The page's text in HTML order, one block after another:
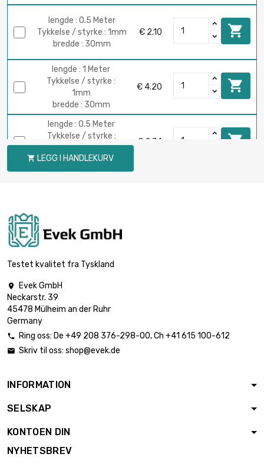
lengde : 0.5 Meter
Tykkelse / styrke : 1mm
bredde : 30mm
€ 2.10 
lengde : 1 Meter
Tykkelse / styrke :
1mm
bredde : 30mm
€ 4.20 
lengde : 0.5 Meter
Tykkelse / styrke :
2mm
bredde : 30mm
€ 2.74 
lengde : 0.5 Meter
bredde : 35mm
lengde : 1 Meter
Tykkelse / styrke :
1mm
Tykkelse / styrke :
bredde : 35mm
Tykkelse / styrke :
bredde : 35mm
lengde : 0.5 Meter
 LEGG I HANDLEKURV
Testet kvalitet fra Tyskland

Evek GmbH
Neckarstr. 39
45478 Mülheim an der Ruhr
Germany
 Ring oss: De +49 208 376-298-00, Ch +41 615 100-612
 Skriv til oss: shop@evek.de
INFORMATION
SELSKAP
KONTOEN DIN
NYHETSBREV